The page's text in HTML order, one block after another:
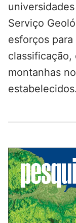
Serviço
esforços
montanhas
estabelecidos.